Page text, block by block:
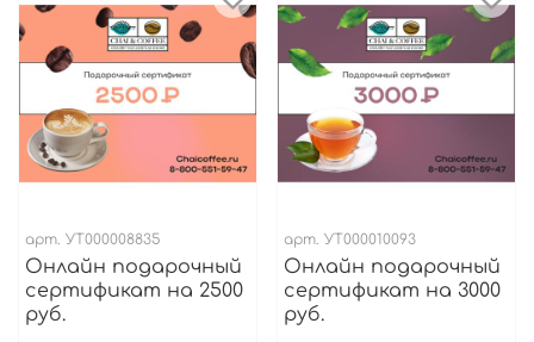
арт. УТ000008835
Онлайн подарочный
сертификат на 2500
руб.
арт. УТ000010093
Онлайн подарочный
сертификат на 3000
руб.